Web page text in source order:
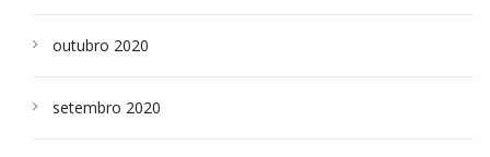
outubro 2020
setembro 2020